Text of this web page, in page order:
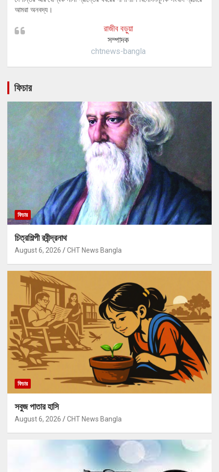
আমরা অনবদ্য।
রাজীব বড়ুয়া
সম্পাদক
chtnews-bangla
ফিচার
ফিচার
চিত্রশিল্পী রবীন্দ্রনাথ
August 6, 2026 CHT News Bangla
ফিচার
সবুজ পাতার হাসি
August 6, 2026 CHT News Bangla